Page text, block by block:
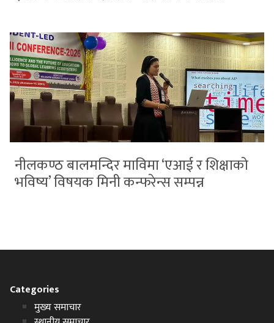
नीलकण्ठ बालमन्दिर माविमा ‘एआई र शिक्षाको
भविष्य’ विषयक मिनी कन्फरेन्स सम्पन्न
Categories
मुख्य समाचार